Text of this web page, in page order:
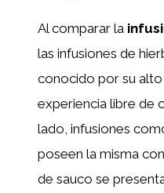
Al comparar la
las infusiones de
conocido por su
experiencia libre de
lado, infusiones
poseen la misma
de sauco se